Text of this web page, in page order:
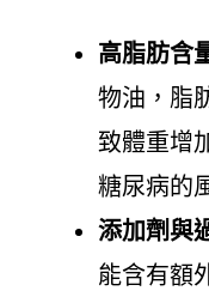
高脂肪含
物油，脂
致體重增
糖尿病的
添加劑與
能含有額